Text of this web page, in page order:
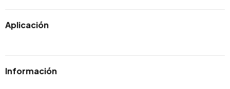
Aplicación
Información